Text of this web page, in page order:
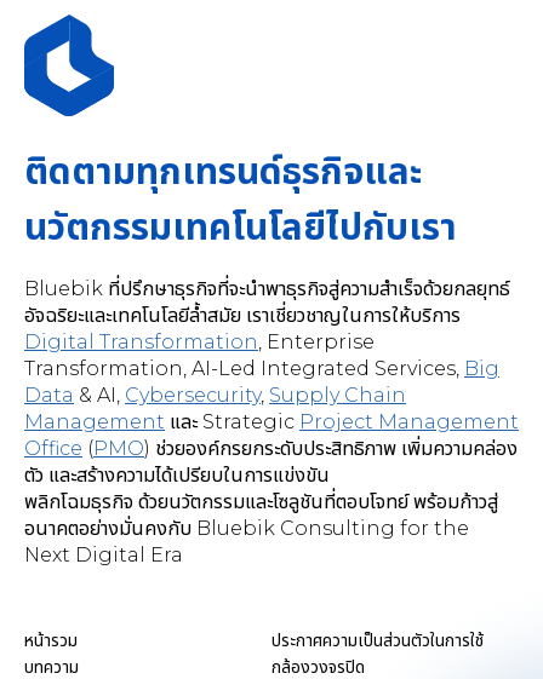
ติดตามทุกเทรนด์ธุรกิจและ
นวัตกรรมเทคโนโลยีไปกับเรา
Bluebik ที่ปรึกษาธุรกิจที่จะนำพาธุรกิจสู่ความสำเร็จด้วยกลยุทธ์
อัจฉริยะและเทคโนโลยีล้ำสมัย เราเชี่ยวชาญในการให้บริการ
Digital Transformation, Enterprise
Transformation, AI-Led Integrated Services, Big
Data & AI, Cybersecurity, Supply Chain
Management และ Strategic Project Management
Office (PMO) ช่วยองค์กรยกระดับประสิทธิภาพ เพิ่มความคล่อง
ตัว และสร้างความได้เปรียบในการแข่งขัน
พลิกโฉมธุรกิจ ด้วยนวัตกรรมและโซลูชันที่ตอบโจทย์ พร้อมก้าวสู่
อนาคตอย่างมั่นคงกับ Bluebik Consulting for the
Next Digital Era
หน้ารวม
บทความ
ประกาศความเป็นส่วนตัวในการใช้
กล้องวงจรปิด